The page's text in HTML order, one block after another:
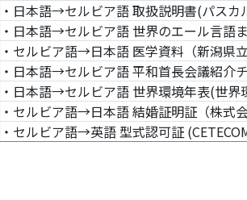
・日本語→セルビア語 取扱説明書(パス
・日本語→セルビア語 世界のエール言語
・セルビア語→日本語 医学資料（新潟県
・日本語→セルビア語 平和首長会議紹介
・日本語→セルビア語 世界環境年表(世
・セルビア語→日本語 結婚証明証（株式
・セルビア語→英語 型式認可証